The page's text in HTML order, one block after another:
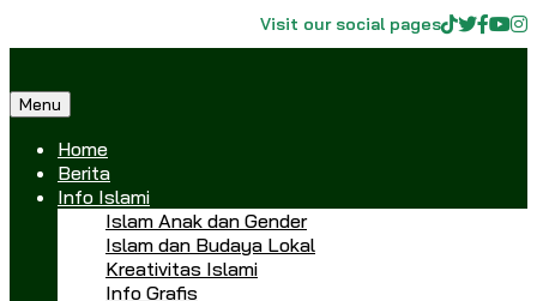
Visit our social pages
Menu
Home
Berita
Info Islami
Islam Anak dan Gender
Islam dan Budaya Lokal
Kreativitas Islami
Info Grafis